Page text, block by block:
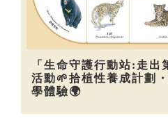
「生命守護行動站:走出
活動🌱拾植性養成計劃
學體驗🌍